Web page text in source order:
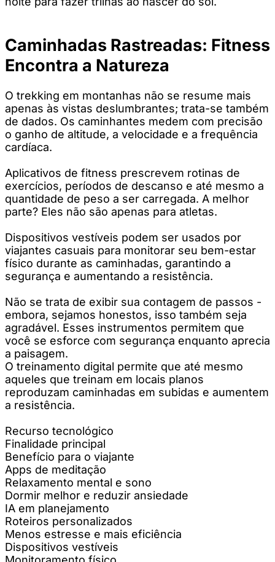
Caminhadas Rastreadas: Fitness
Encontra a Natureza
O trekking em montanhas não se resume mais
apenas às vistas deslumbrantes; trata-se também
de dados. Os caminhantes medem com precisão
o ganho de altitude, a velocidade e a frequência
cardíaca.
Aplicativos de fitness prescrevem rotinas de
exercícios, períodos de descanso e até mesmo a
quantidade de peso a ser carregada. A melhor
parte? Eles não são apenas para atletas.
Dispositivos vestíveis podem ser usados ​​por
viajantes casuais para monitorar seu bem-estar
físico durante as caminhadas, garantindo a
segurança e aumentando a resistência.
Não se trata de exibir sua contagem de passos -
embora, sejamos honestos, isso também seja
agradável. Esses instrumentos permitem que
você se esforce com segurança enquanto aprecia
a paisagem.
O treinamento digital permite que até mesmo
aqueles que treinam em locais planos
reproduzam caminhadas em subidas e aumentem
a resistência.
Recurso tecnológico
Finalidade principal
Benefício para o viajante
Apps de meditação
Relaxamento mental e sono
Dormir melhor e reduzir ansiedade
IA em planejamento
Roteiros personalizados
Menos estresse e mais eficiência
Dispositivos vestíveis